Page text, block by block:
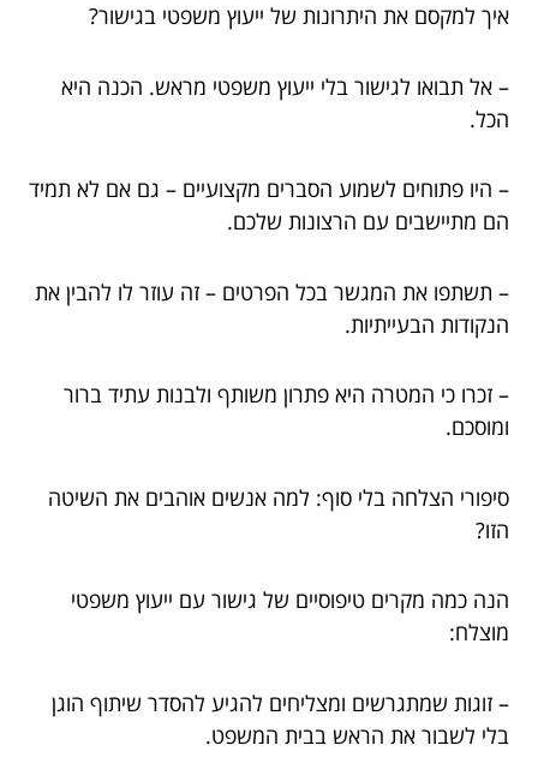
איך למקסם את היתרונות של ייעוץ משפטי בגישור?
– אל תבואו לגישור בלי ייעוץ משפטי מראש. הכנה היא
הכל.
– היו פתוחים לשמוע הסברים מקצועיים – גם אם לא תמיד
הם מתיישבים עם הרצונות שלכם.
– תשתפו את המגשר בכל הפרטים – זה עוזר לו להבין את
הנקודות הבעייתיות.
– זכרו כי המטרה היא פתרון משותף ולבנות עתיד ברור
ומוסכם.
סיפורי הצלחה בלי סוף: למה אנשים אוהבים את השיטה
הזו?
הנה כמה מקרים טיפוסיים של גישור עם ייעוץ משפטי
מוצלח:
– זוגות שמתגרשים ומצליחים להגיע להסדר שיתוף הוגן
בלי לשבור את הראש בבית המשפט.